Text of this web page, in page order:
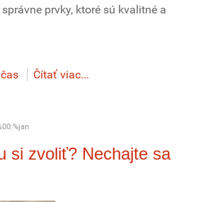
prvky, ktoré sú kvalitné a
Čítať viac...
si zvoliť? Nechajte sa